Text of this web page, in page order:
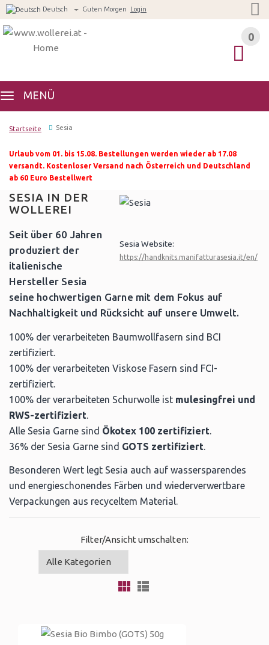
Deutsch Guten Morgen Login
0
MENÜ
0
Startseite Sesia
Urlaub vom 01. bis 15.08. Bestellungen werden wieder ab 17.08
versandt. Kostenloser Versand nach Österreich und Deutschland
ab 60 Euro Bestellwert
Sesia Website:
https://handknits.manifatturasesia.it/en/
SESIA IN DER
WOLLEREI
Seit über 60 Jahren
produziert der
italienische
Hersteller Sesia
seine hochwertigen Garne mit dem Fokus auf
Nachhaltigkeit und Rücksicht auf unsere Umwelt.
100% der verarbeiteten Baumwollfasern sind BCI
zertifiziert.
100% der verarbeiteten Viskose Fasern sind FCI-
zertifiziert.
100% der verarbeiteten Schurwolle ist mulesingfrei und
RWS-zertifiziert
Alle Sesia Garne sind Ökotex 100 zertifiziert
36% der Sesia Garne sind GOTS zertifiziert
Besonderen Wert legt Sesia auch auf wassersparendes
und energieschonendes Färben und wiederverwertbare
Verpackungen aus recyceltem Material.
Filter/Ansicht umschalten: